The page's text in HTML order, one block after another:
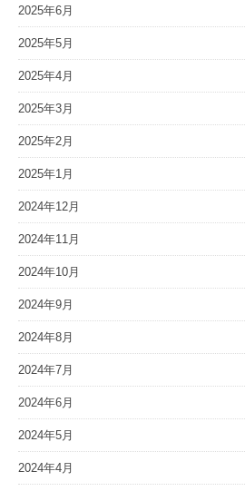
2025年6月
2025年5月
2025年4月
2025年3月
2025年2月
2025年1月
2024年12月
2024年11月
2024年10月
2024年9月
2024年8月
2024年7月
2024年6月
2024年5月
2024年4月